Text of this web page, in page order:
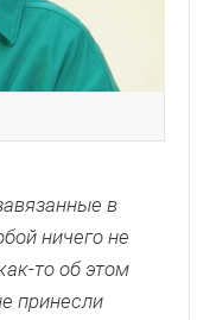
в
ничего не
то об этом
принесли